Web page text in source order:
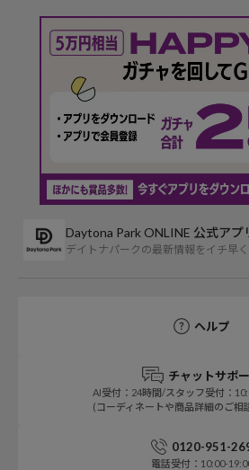
Daytona Park ONLINE 公式アプ
デイトナパークの最新情報をイチ早く
ヘルプ
チャットサポ
AI受付：24時間/スタッフ受付：
(コーディネートや商品詳細のご相
0120-951-
電話受付：10:00-